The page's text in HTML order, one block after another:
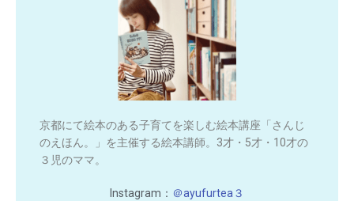
京都にて絵本のある子育てを楽しむ絵本講座「さんじ
のえほん。」を主催する絵本講師。3才・5才・10才の
３児のママ。
Instagram： ＠ayufurtea３